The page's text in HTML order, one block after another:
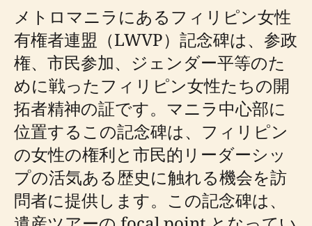
メトロマニラにあるフィリピン女性
有権者連盟（LWVP）記念碑は、参政
権、市民参加、ジェンダー平等のた
めに戦ったフィリピン女性たちの開
拓者精神の証です。マニラ中心部に
位置するこの記念碑は、フィリピン
の女性の権利と市民的リーダーシッ
プの活気ある歴史に触れる機会を訪
問者に提供します。この記念碑は、